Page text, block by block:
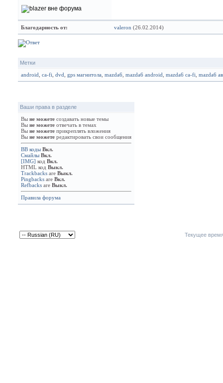
Благодарность от: valeron (26.02.2014)
Метки
android ca-fi dvd gps магнитола mazda6 mazda6 android mazda6 ca-fi mazda6
Ваши права в разделе
Вы не можете создавать новые темы
Вы не можете отвечать в темах
Вы не можете прикреплять вложения
Вы не можете редактировать свои сообщения
BB коды Вкл.
Смайлы Вкл.
[IMG] код Вкл.
HTML код Выкл.
Trackbacks are Выкл.
Pingbacks are Вкл.
Refbacks are Выкл.
Правила форума
Текущее